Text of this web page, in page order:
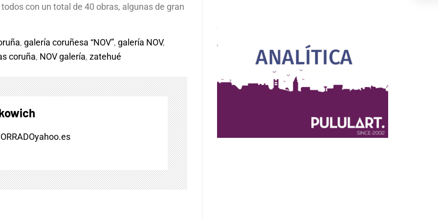
con un total de 40 obras, algunas de gran
, galería coruñesa “NOV”, galería NOV,
coruña, NOV galería, zatehué